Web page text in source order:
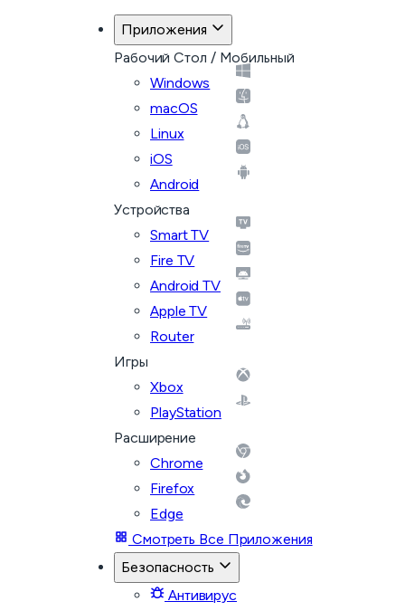
Приложения
Рабочий Стол / Мобильный
Windows
macOS
Linux
iOS
Android
Устройства
Smart TV
Fire TV
Android TV
Apple TV
Router
Игры
Xbox
PlayStation
Расширение
Chrome
Firefox
Edge
Смотреть Все Приложения
Безопасность
Антивирус